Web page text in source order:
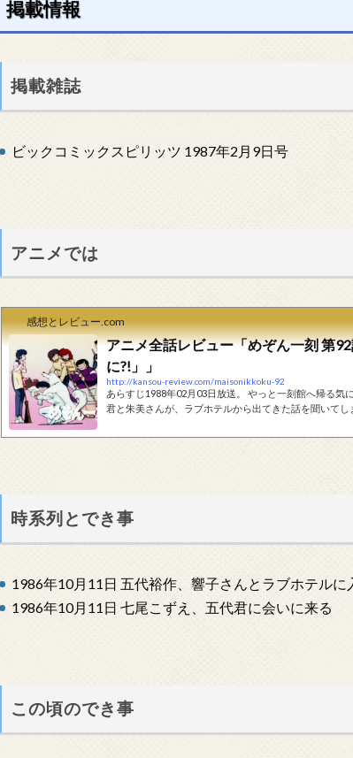
掲載情報
掲載雑誌
ビックコミックスピリッツ 1987年2月9日号
アニメでは
感想とレビュー.com
アニメ全話レビュー「めぞん一刻 第
に?!」」
http://kansou-review.com/maisonikkoku-92
あらすじ1988年02月03日放送。 やっと一刻館へ帰る
君と朱美さんが、ラブホテルから出てきた話を聞いて
茶々丸を飛び出して行ってしまいます。 追いかけて事
時系列とでき事
1986年10月11日 五代裕作、響子さんとラブホテルに
1986年10月11日 七尾こずえ、五代君に会いに来る
この頃のでき事